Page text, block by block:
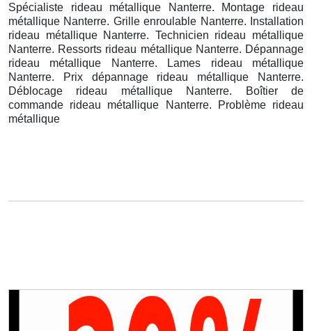
Spécialiste rideau métallique Nanterre. Montage rideau
métallique Nanterre. Grille enroulable Nanterre. Installation
rideau métallique Nanterre. Technicien rideau métallique
Nanterre. Ressorts rideau métallique Nanterre. Dépannage
rideau métallique Nanterre. Lames rideau métallique
Nanterre. Prix dépannage rideau métallique Nanterre.
Déblocage rideau métallique Nanterre. Boîtier de
commande rideau métallique Nanterre. Problème rideau
métallique